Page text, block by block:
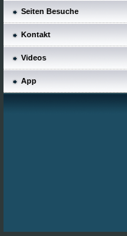
Seiten Besuche
Kontakt
Videos
App